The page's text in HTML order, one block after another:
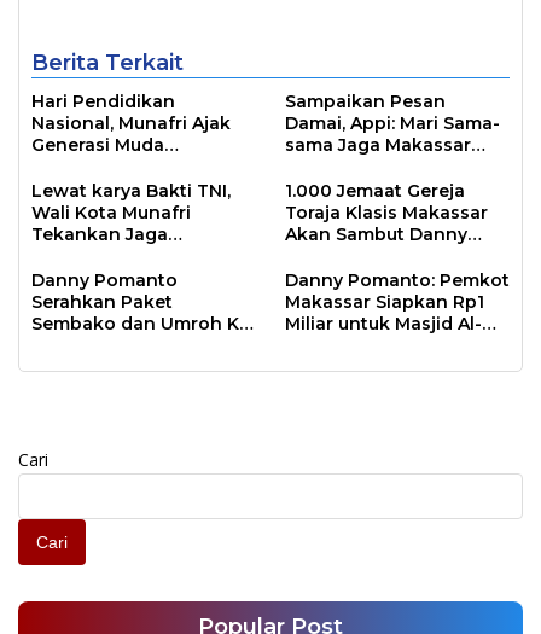
Berita Terkait
Hari Pendidikan
Nasional, Munafri Ajak
Generasi Muda
Lewat Literasi
Sampaikan Pesan
Damai, Appi: Mari Sama-
sama Jaga Makassar
Agama
Lewat karya Bakti TNI,
Wali Kota Munafri
Tekankan Jaga
1.000 Jemaat Gereja
Toraja Klasis Makassar
Akan Sambut Danny
Natal Besok
Danny Pomanto
Serahkan Paket
Sembako dan Umroh Ke
Makassar Shalat Subuh
Danny Pomanto: Pemkot
Makassar Siapkan Rp1
Miliar untuk Masjid Al-
Cari
Cari
Popular Post